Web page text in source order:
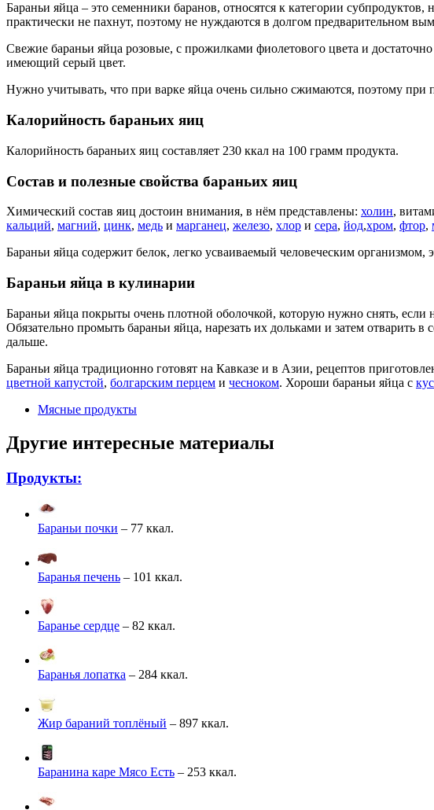
Бараньи яйца – это семенники баранов, относятся к категории
практически не пахнут, поэтому не нуждаются в долгом предварительном
Свежие бараньи яйца розовые, с прожилками фиолетового цвета и
имеющий серый цвет.
Нужно учитывать, что при варке яйца очень сильно сжимаются, поэтому при
Калорийность бараньих яиц
Калорийность бараньих яиц составляет 230 ккал на 100 грамм продукта.
Состав и полезные свойства бараньих яиц
Химический состав яиц достоин внимания, в нём представлены: холин,
кальций, магний, цинк, медь и марганец, железо, хлор и сера, йод,хром, фтор,
Бараньи яйца содержит белок, легко усваиваемый человеческим организмом,
Бараньи яйца в кулинарии
Бараньи яйца покрыты очень плотной оболочкой, которую нужно снять, если
Обязательно промыть бараньи яйца, нарезать их дольками и затем
дальше.
Бараньи яйца традиционно готовят на Кавказе и в Азии, рецептов
цветной капустой, болгарским перцем и чесноком. Хороши бараньи яйца с
Мясные продукты
Другие интересные материалы
Продукты:
Бараньи почки – 77 ккал.
Баранья печень – 101 ккал.
Баранье сердце – 82 ккал.
Баранья лопатка – 284 ккал.
Жир бараний топлёный – 897 ккал.
Баранина каре Мясо Есть – 253 ккал.